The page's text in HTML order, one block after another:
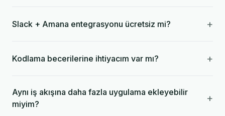
Slack + Amana entegrasyonu ücretsiz mi? +
Kodlama becerilerine ihtiyacım var mı? +
Aynı iş akışına daha fazla uygulama ekleyebilir
miyim?
+